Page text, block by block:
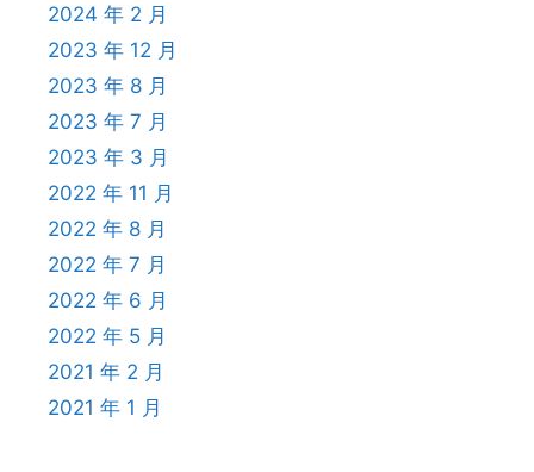
2024 年 2 月
2023 年 12 月
2023 年 8 月
2023 年 7 月
2023 年 3 月
2022 年 11 月
2022 年 8 月
2022 年 7 月
2022 年 6 月
2022 年 5 月
2021 年 2 月
2021 年 1 月